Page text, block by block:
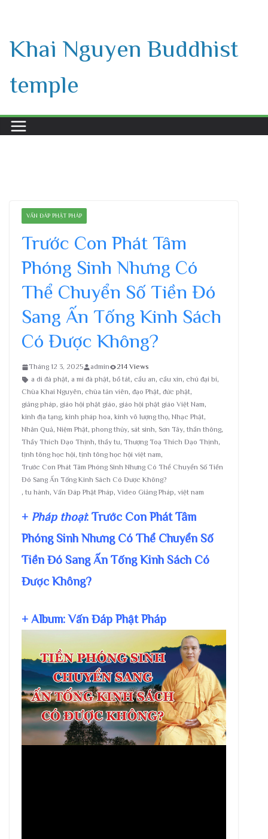
content
Khai Nguyen Buddhist
temple
VẤN ĐÁP PHẬT PHÁP
Trước Con Phát Tâm
Phóng Sinh Nhưng Có
Thể Chuyển Số Tiền Đó
Sang Ấn Tống Kinh Sách
Có Được Không?
Tháng 12 3, 2025 admin
214 Views
a di đà phật, a mi đà phật, bồ tát, cầu an, cầu xin, chú đại bi,
Chùa Khai Nguyên, chùa tản viên, đạo Phật, đức phật,
giảng pháp, giáo hội phật giáo, giáo hội phật giáo Việt Nam,
kinh địa tạng, kinh pháp hoa, kinh vô lượng thọ, Nhạc Phật,
Nhân Quả, Niệm Phật, phong thủy, sát sinh, Sơn Tây, thần thông,
Thầy Thích Đạo Thịnh, thầy tu, Thượng Toạ Thích Đạo Thịnh,
tịnh tông học hội, tịnh tông học hội việt nam,
Trước Con Phát Tâm Phóng Sinh Nhưng Có Thể Chuyển Số Tiền
Đó Sang Ấn Tống Kinh Sách Có Được Không?
, tu hành, Vấn Đáp Phật Pháp, Video Giảng Pháp, việt nam
+ Pháp thoại: Trước Con Phát Tâm
Phóng Sinh Nhưng Có Thể Chuyển Số
Tiền Đó Sang Ấn Tống Kinh Sách Có
Được Không?
+ Album: Vấn Đáp Phật Pháp